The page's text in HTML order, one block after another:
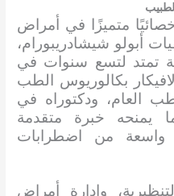
متميزًا في أمراض
أبولو شيشادريبورام،
تمتد لتسع سنوات في
بكالوريوس الطب
العام، ودكتوراه في
يمنحه خبرة متقدمة
من اضطرابات
وإدارة أمراض